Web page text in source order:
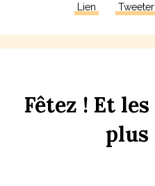
Lien Tweeter
Fêtez ! Et les
plus